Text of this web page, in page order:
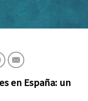
en España: un